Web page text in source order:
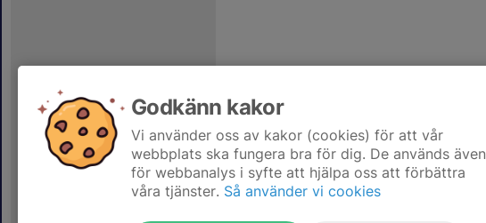
Godkänn kakor
Vi använder oss av kakor (cookies) för att vår
webbplats ska fungera bra för dig. De används även
för webbanalys i syfte att hjälpa oss att förbättra
våra tjänster. Så använder vi cookies